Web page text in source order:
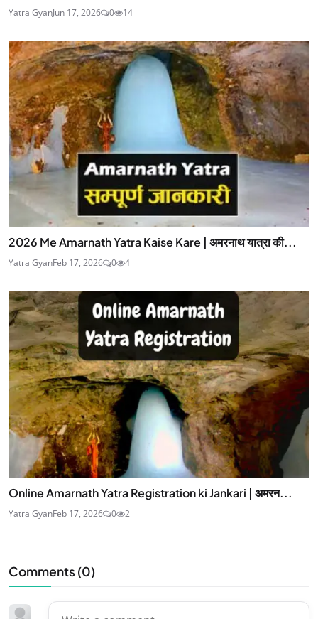
Yatra GyanJun 17, 2026 0 14
2026 Me Amarnath Yatra Kaise Kare | अमरनाथ यात्रा की...
Yatra GyanFeb 17, 2026 0 4
Online Amarnath Yatra Registration ki Jankari | अमरन...
Yatra GyanFeb 17, 2026 0 2
Comments (0)